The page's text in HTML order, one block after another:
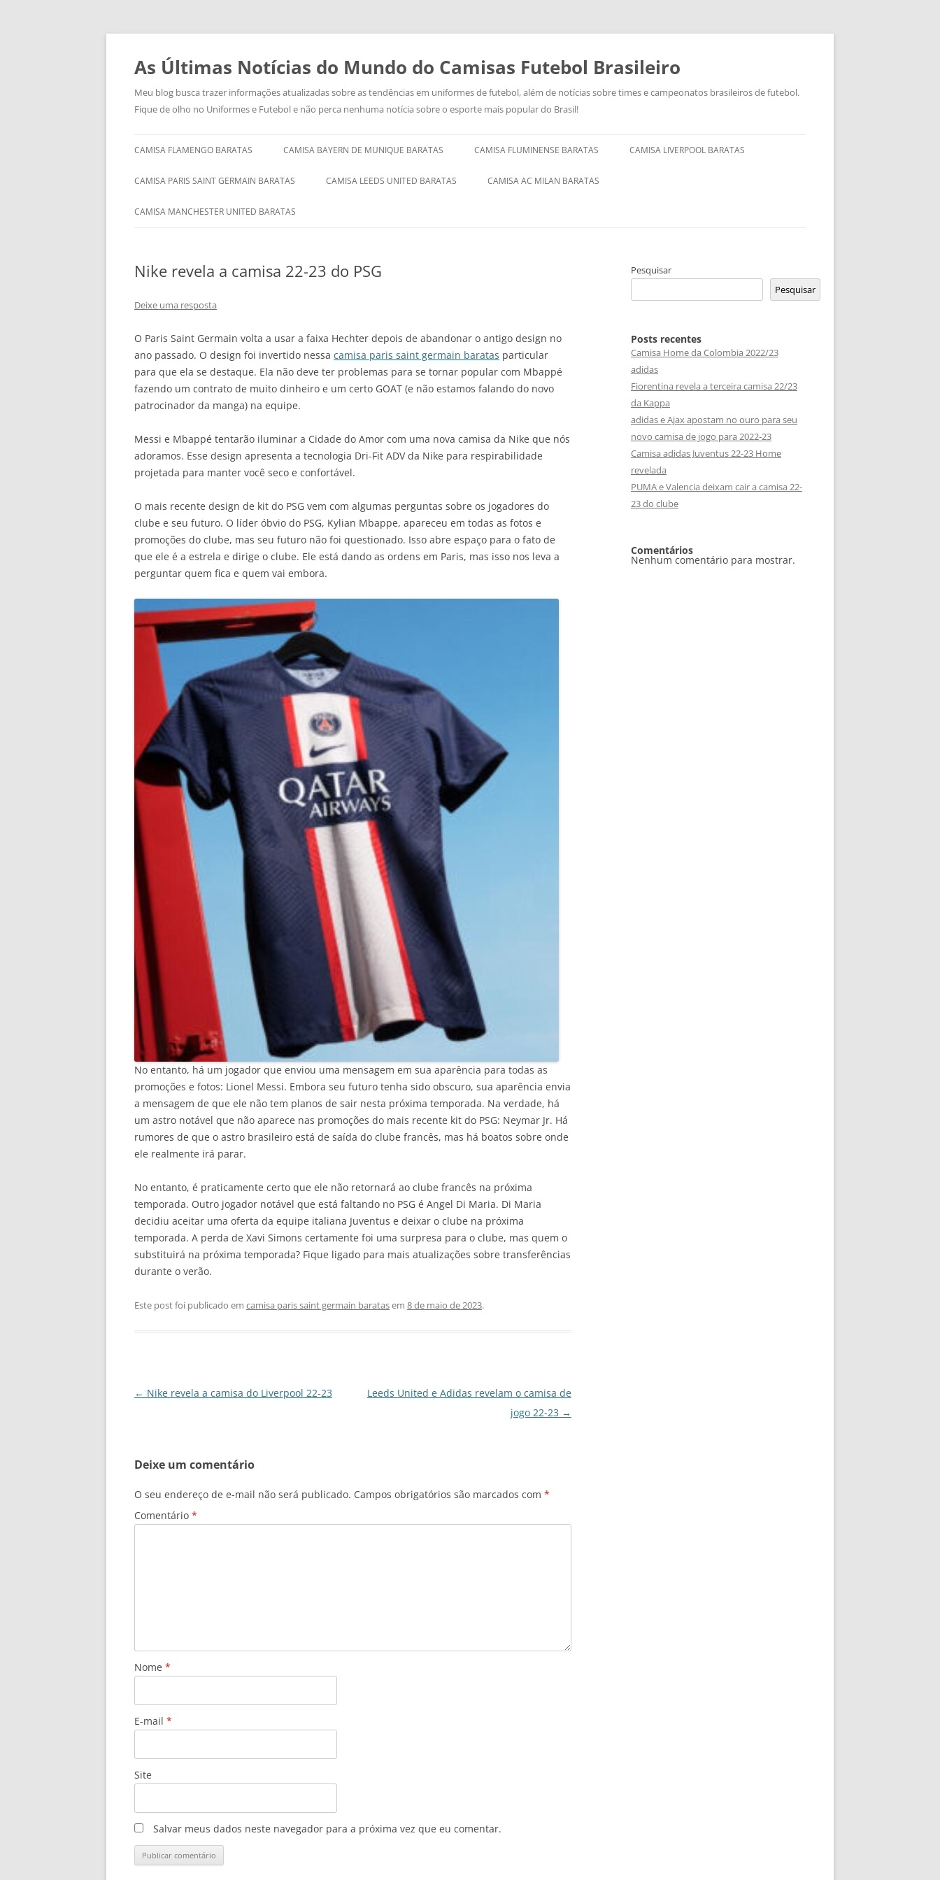
As Últimas Notícias do Mundo do Camisas Futebol Brasileiro
Meu blog busca trazer informações atualizadas sobre as tendências em uniformes de futebol, além de notícias sobre times e campeonatos brasileiros de futebol.
Fique de olho no Uniformes e Futebol e não perca nenhuma notícia sobre o esporte mais popular do Brasil!
para
CAMISA FLAMENGO BARATAS CAMISA BAYERN DE MUNIQUE BARATAS CAMISA FLUMINENSE BARATAS CAMISA LIVERPOOL BARATAS
CAMISA PARIS SAINT GERMAIN BARATAS CAMISA LEEDS UNITED BARATAS CAMISA AC MILAN BARATAS
CAMISA MANCHESTER UNITED BARATAS
Nike revela a camisa 22-23 do PSG
Deixe uma resposta
O Paris Saint Germain volta a usar a faixa Hechter depois de abandonar o antigo design no
ano passado. O design foi invertido nessa camisa paris saint germain baratas particular
para que ela se destaque. Ela não deve ter problemas para se tornar popular com Mbappé
fazendo um contrato de muito dinheiro e um certo GOAT (e não estamos falando do novo
patrocinador da manga) na equipe.
Messi e Mbappé tentarão iluminar a Cidade do Amor com uma nova camisa da Nike que nós
adoramos. Esse design apresenta a tecnologia Dri-Fit ADV da Nike para respirabilidade
projetada para manter você seco e confortável.
O mais recente design de kit do PSG vem com algumas perguntas sobre os jogadores do
clube e seu futuro. O líder óbvio do PSG, Kylian Mbappe, apareceu em todas as fotos e
promoções do clube, mas seu futuro não foi questionado. Isso abre espaço para o fato de
que ele é a estrela e dirige o clube. Ele está dando as ordens em Paris, mas isso nos leva a
perguntar quem fica e quem vai embora.
No entanto, há um jogador que enviou uma mensagem em sua aparência para todas as
promoções e fotos: Lionel Messi. Embora seu futuro tenha sido obscuro, sua aparência envia
a mensagem de que ele não tem planos de sair nesta próxima temporada. Na verdade, há
um astro notável que não aparece nas promoções do mais recente kit do PSG: Neymar Jr. Há
rumores de que o astro brasileiro está de saída do clube francês, mas há boatos sobre onde
ele realmente irá parar.
No entanto, é praticamente certo que ele não retornará ao clube francês na próxima
temporada. Outro jogador notável que está faltando no PSG é Angel Di Maria. Di Maria
decidiu aceitar uma oferta da equipe italiana Juventus e deixar o clube na próxima
temporada. A perda de Xavi Simons certamente foi uma surpresa para o clube, mas quem o
substituirá na próxima temporada? Fique ligado para mais atualizações sobre transferências
durante o verão.
Este post foi publicado em camisa paris saint germain baratasem 8 de maio de 2023.
Navegação
← Nike revela a camisa do Liverpool 22-23
Leeds United e Adidas revelam o camisa de
jogo 22-23 →
Deixe um comentário
O seu endereço de e-mail não será publicado. Campos obrigatórios são marcados com *
Comentário *
Nome *
E-mail *
Site
Salvar meus dados neste navegador para a próxima vez que eu comentar.
Pesquisar
Pesquisar
Posts recentes
Camisa Home da Colombia 2022/23
adidas
Fiorentina revela a terceira camisa 22/23
da Kappa
adidas e Ajax apostam no ouro para seu
novo camisa de jogo para 2022-23
Camisa adidas Juventus 22-23 Home
revelada
PUMA e Valencia deixam cair a camisa 22-
23 do clube
Comentários
Nenhum comentário para mostrar.